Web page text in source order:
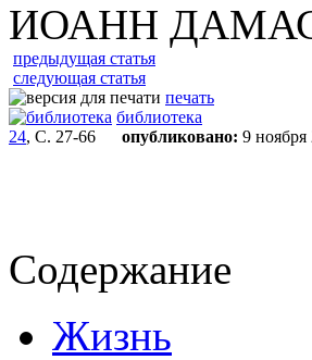
ИОАНН
предыдущая статья
следующая статья
печать
библиотека
24, С. 27-66 опубликовано: 9 ноября
Содержание
Жизнь